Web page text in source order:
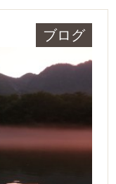
ブログ